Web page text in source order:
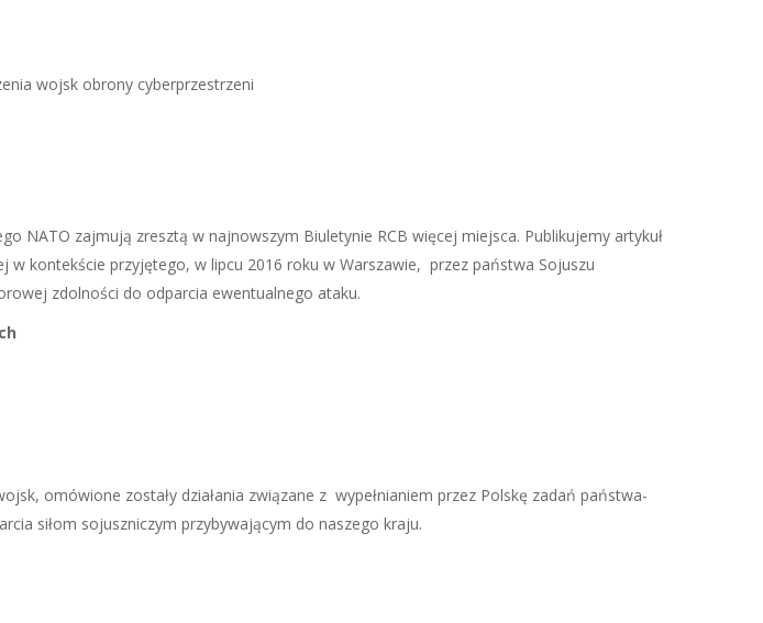
wojsk obrony cyberprzestrzeni
NATO zajmują zresztą w najnowszym Biuletynie RCB więcej miejsca. Publikujemy artykuł
kontekście przyjętego, w lipcu 2016 roku w Warszawie, przez państwa Sojuszu
zdolności do odparcia ewen­tualnego ataku.
omówione zostały działania związane z wypełnianiem przez Polskę zadań państwa-
siłom sojuszniczym przybywającym do naszego kraju.